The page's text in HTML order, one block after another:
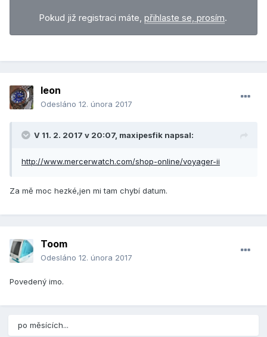
Pokud již registraci máte, přihlaste se, prosím.
leon
Odesláno 12. února 2017
V 11. 2. 2017 v 20:07, maxipesfik napsal:
http://www.mercerwatch.com/shop-online/voyager-ii
Za mě moc hezké,jen mi tam chybí datum.
Toom
Odesláno 12. února 2017
Povedený imo.
po měsících...